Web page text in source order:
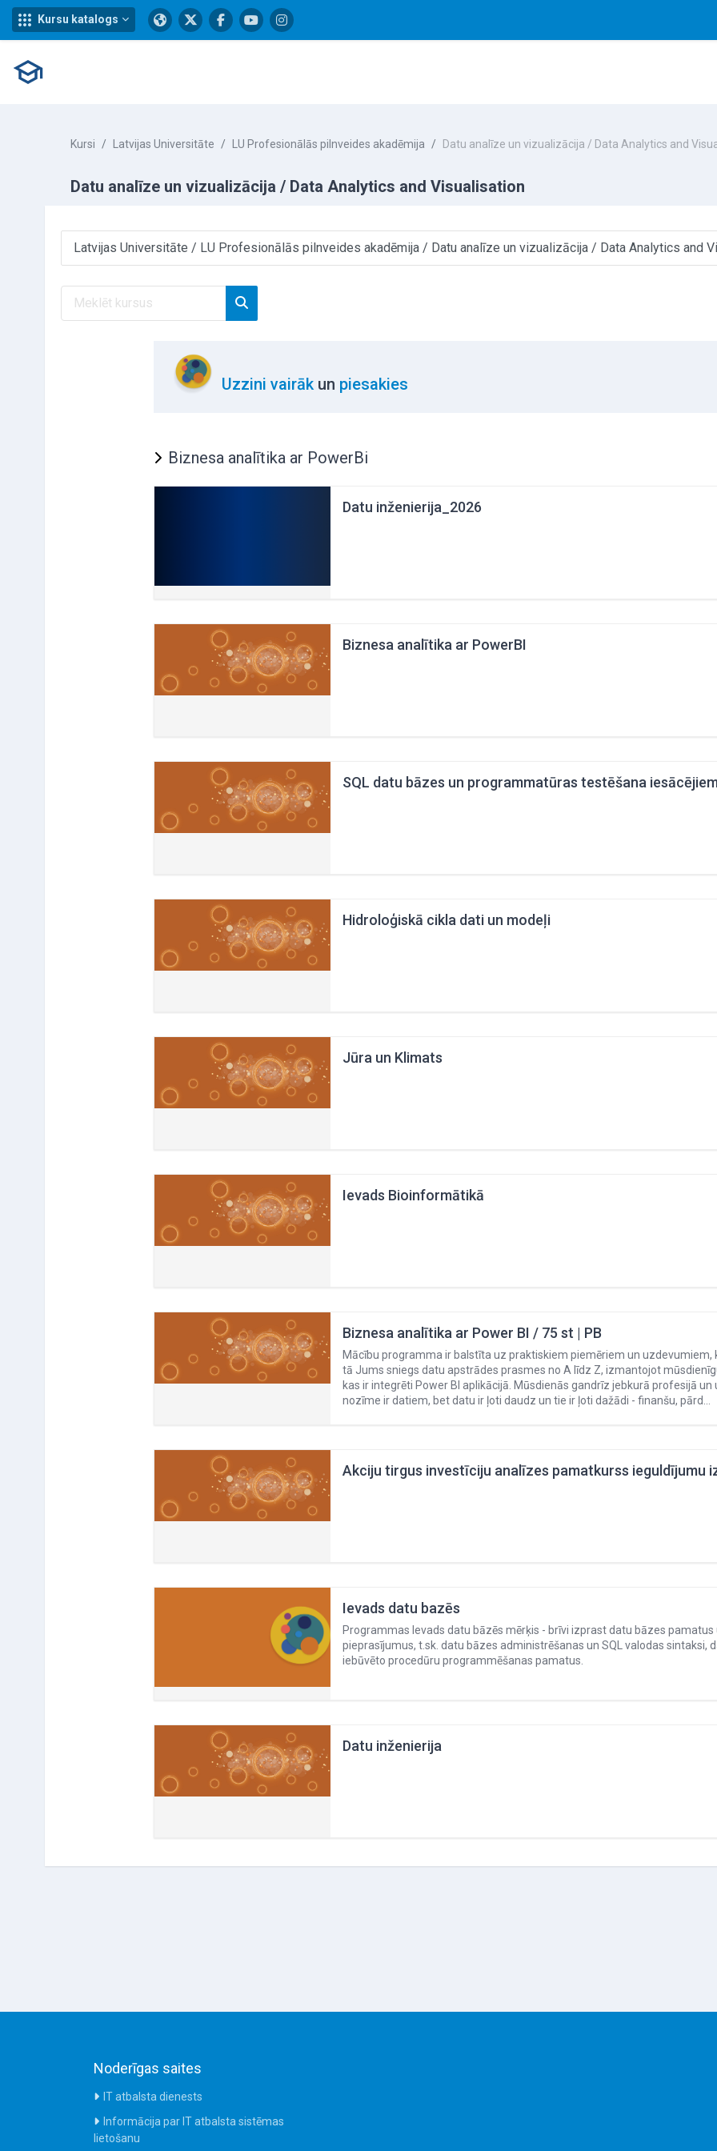
Kursu katalogs
Kursi Latvijas Universitāte LU Profesionālās pilnveides akadēmija Datu analīze un vizualizācija / Data Analytics and
Datu analīze un vizualizācija / Data Analytics and Visualisation
Kursu kategorijas
Meklēt kursus
Uzzini vairāk un piesakies
Biznesa analītika ar PowerBi
Datu inženierija_2026
Biznesa analītika ar PowerBI
SQL datu bāzes un programmatūras testēšana
Hidroloģiskā cikla dati un modeļi
Jūra un Klimats
Ievads Bioinformātikā
Biznesa analītika ar Power BI / 75 st | PB
Mācību programma ir balstīta uz praktiskiem piemēriem un uzdevumiem,
tā Jums sniegs datu apstrādes prasmes no A līdz Z, izmantojot
kas ir integrēti Power BI aplikācijā. Mūsdienās gandrīz jebkurā profesijā
nozīme ir datiem, bet datu ir ļoti daudz un tie ir ļoti dažādi - finanšu, pārd…
Akciju tirgus investīciju analīzes pamatkurss ieguldījumu
Ievads datu bazēs
Programmas Ievads datu bāzēs mērķis - brīvi izprast datu bāzes
pieprasījumus, t.sk. datu bāzes administrēšanas un SQL valodas sintaksi,
iebūvēto procedūru programmēšanas pamatus.
Datu inženierija
Noderīgas saites
IT atbalsta dienests
Informācija par IT atbalsta sistēmas
lietošanu